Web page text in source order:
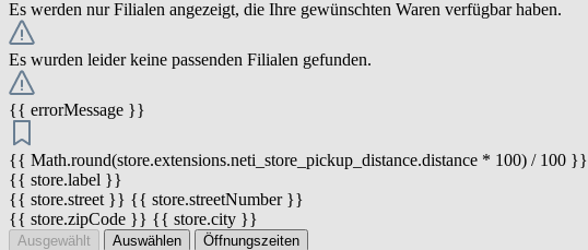
Es werden nur Filialen angezeigt, die Ihre gewünschten Waren verfügbar haben.
Es wurden leider keine passenden Filialen gefunden.
{{ errorMessage }}
{{ Math.round(store.extensions.neti_store_pickup_distance.distance * 100) / 100
{{ store.label }}
{{ store.street }} {{ store.streetNumber }}
{{ store.zipCode }} {{ store.city }}
Ausgewählt Auswählen Öffnungszeiten